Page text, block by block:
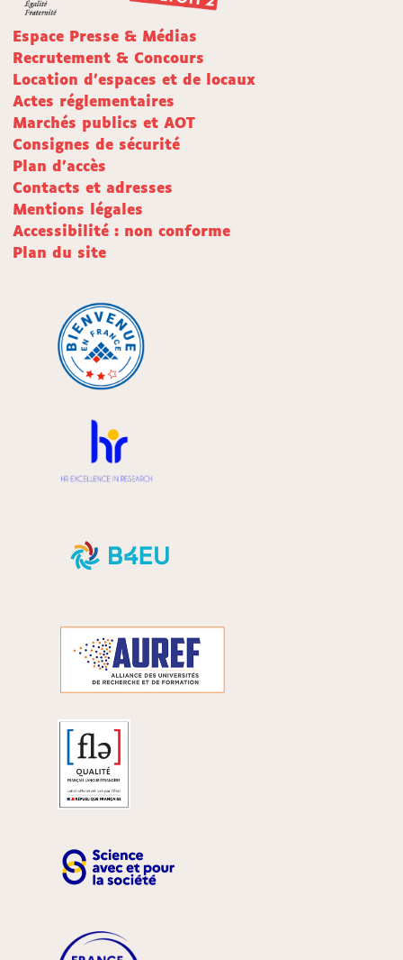
Espace Presse & Médias
Recrutement & Concours
Location d'espaces et de locaux
Actes réglementaires
Marchés publics et AOT
Consignes de sécurité
Plan d'accès
Contacts et adresses
Mentions légales
Accessibilité : non conforme
Plan du site